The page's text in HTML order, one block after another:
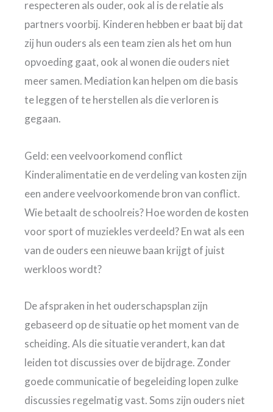
respecteren als ouder, ook al is de relatie als
partners voorbij. Kinderen hebben er baat bij dat
zij hun ouders als een team zien als het om hun
opvoeding gaat, ook al wonen die ouders niet
meer samen. Mediation kan helpen om die basis
te leggen of te herstellen als die verloren is
gegaan.
Geld: een veelvoorkomend conflict
Kinderalimentatie en de verdeling van kosten zijn
een andere veelvoorkomende bron van conflict.
Wie betaalt de schoolreis? Hoe worden de kosten
voor sport of muziekles verdeeld? En wat als een
van de ouders een nieuwe baan krijgt of juist
werkloos wordt?
De afspraken in het ouderschapsplan zijn
gebaseerd op de situatie op het moment van de
scheiding. Als die situatie verandert, kan dat
leiden tot discussies over de bijdrage. Zonder
goede communicatie of begeleiding lopen zulke
discussies regelmatig vast. Soms zijn ouders niet